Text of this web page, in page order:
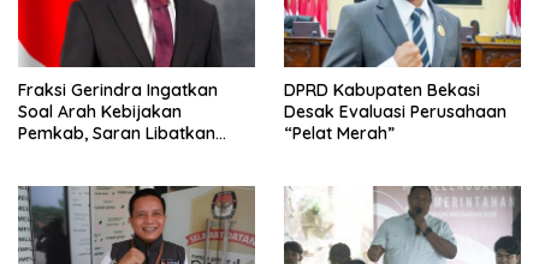
Fraksi Gerindra Ingatkan
Soal Arah Kebijakan
Pemkab, Saran Libatkan
DPRD Kabupaten Bekasi
Desak Evaluasi Perusahaan
“Pelat Merah”